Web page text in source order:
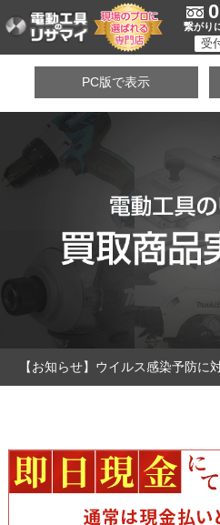
繋がり
受
PC版で表示
【お知らせ】ウイルス感染予防に